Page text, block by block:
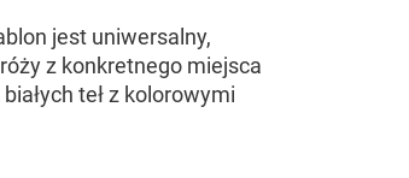
jest uniwersalny,
z konkretnego miejsca
teł z kolorowymi